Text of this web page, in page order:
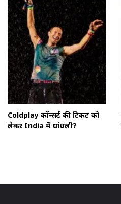
Coldplay कॉन्सर्ट की टिकट को
लेकर India में धांधली?